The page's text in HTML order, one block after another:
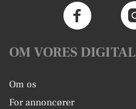
OM VORES DIGITAL
Om os
For annoncører